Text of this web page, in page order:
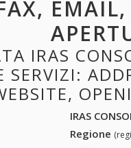
IRAS
SERVIZI:
IRAS
Regione